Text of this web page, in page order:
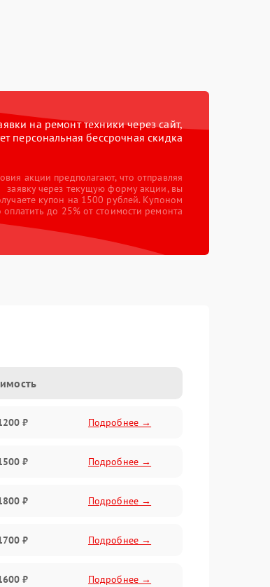
на ремонт техники через сайт,
персональная бессрочная скидка
акции предполагают, что отправляя
заявку через текущую форму акции, вы
купон на 1500 рублей. Купоном
до 25% от стоимости ремонта
₽ Подробнее →
₽ Подробнее →
₽ Подробнее →
₽ Подробнее →
₽ Подробнее →